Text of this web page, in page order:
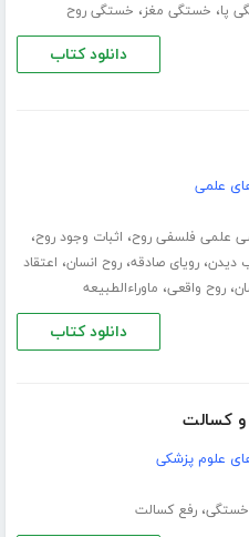
پا، خستگی مغز، خستگی روح
دانلود کتاب
علمی
علمی فلسفی روح، اثبات وجود روح،
دیدن،رویای صادقه،روح انسان، اعتقاد
،روح واقعی، ماوراءالطبیعه
دانلود کتاب
و کسالت
علوم پزشکی
خستگی،رفع کسالت